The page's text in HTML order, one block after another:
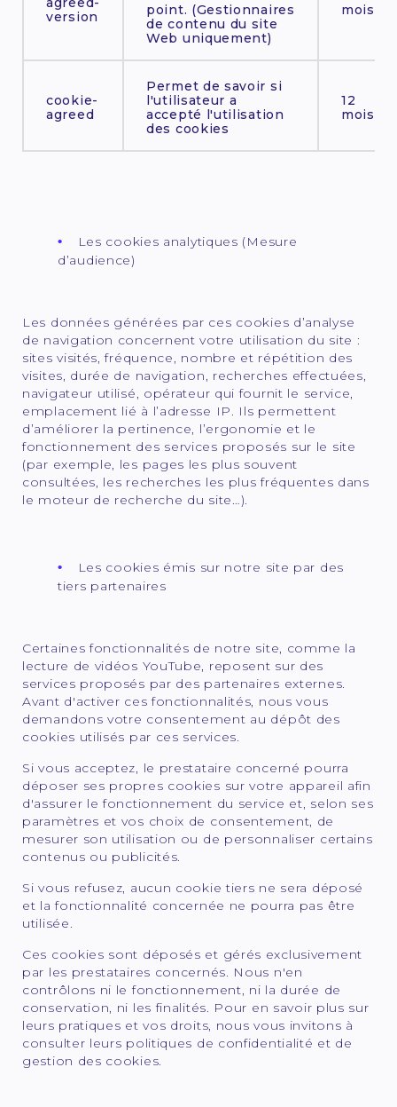
version
point. (Gestionnaires
de contenu du site
Web uniquement)
mois
cookie-
agreed
Permet de savoir si
l'utilisateur a
accepté l'utilisation
des cookies
12
mois
Les cookies analytiques (Mesure
d’audience)
Les données générées par ces cookies d’analyse
de navigation concernent votre utilisation du site :
sites visités, fréquence, nombre et répétition des
visites, durée de navigation, recherches effectuées,
navigateur utilisé, opérateur qui fournit le service,
emplacement lié à l’adresse IP. Ils permettent
d’améliorer la pertinence, l’ergonomie et le
fonctionnement des services proposés sur le site
(par exemple, les pages les plus souvent
consultées, les recherches les plus fréquentes dans
le moteur de recherche du site…).
Les cookies émis sur notre site par des
tiers partenaires
Certaines fonctionnalités de notre site, comme la
lecture de vidéos YouTube, reposent sur des
services proposés par des partenaires externes.
Avant d'activer ces fonctionnalités, nous vous
demandons votre consentement au dépôt des
cookies utilisés par ces services.
Si vous acceptez, le prestataire concerné pourra
déposer ses propres cookies sur votre appareil afin
d'assurer le fonctionnement du service et, selon ses
paramètres et vos choix de consentement, de
mesurer son utilisation ou de personnaliser certains
contenus ou publicités.
Si vous refusez, aucun cookie tiers ne sera déposé
et la fonctionnalité concernée ne pourra pas être
utilisée.
Ces cookies sont déposés et gérés exclusivement
par les prestataires concernés. Nous n'en
contrôlons ni le fonctionnement, ni la durée de
conservation, ni les finalités. Pour en savoir plus sur
leurs pratiques et vos droits, nous vous invitons à
consulter leurs politiques de confidentialité et de
gestion des cookies.